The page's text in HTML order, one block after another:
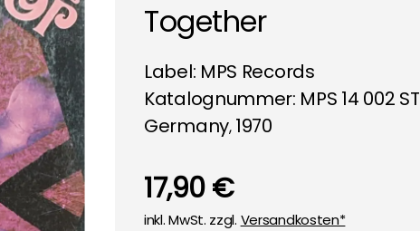
Together
Label: MPS Records
Katalognummer: MPS 14 002 ST
Germany, 1970
17,90 €
inkl. MwSt. zzgl. Versandkosten*